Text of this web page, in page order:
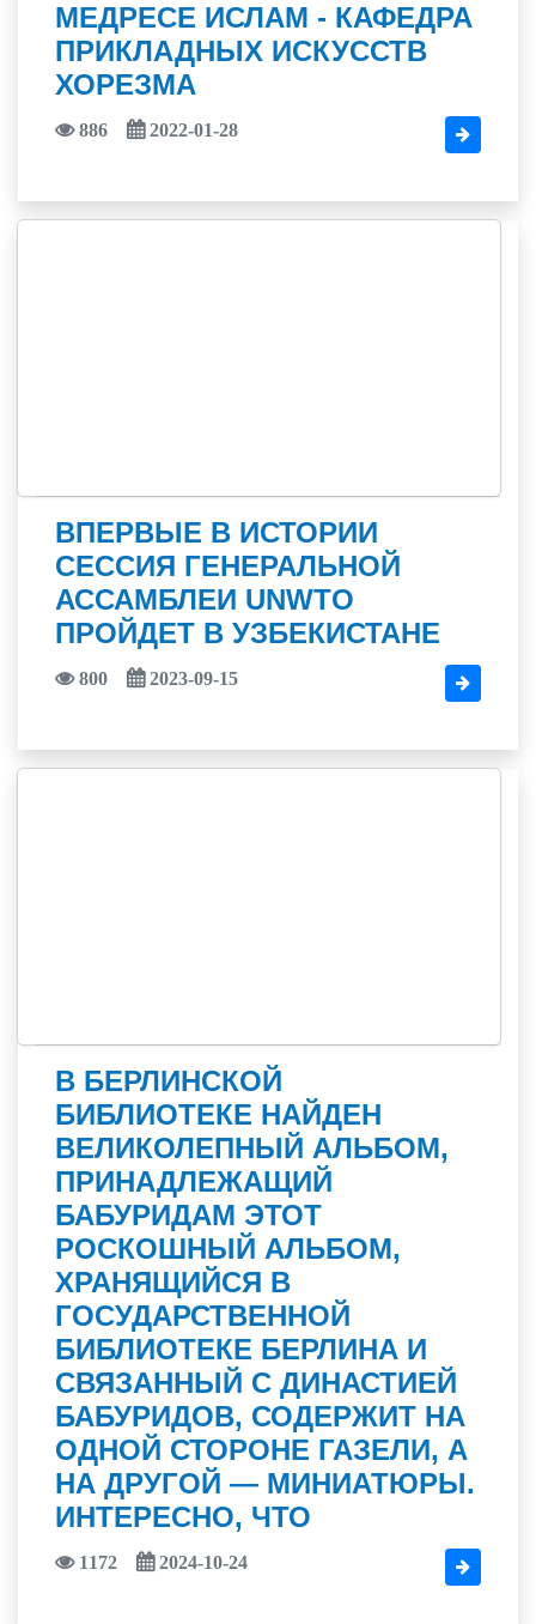
МЕДРЕСЕ ИСЛАМ - КАФЕДРА
ПРИКЛАДНЫХ ИСКУССТВ
ХОРЕЗМА
886 2022-01-28
ВПЕРВЫЕ В ИСТОРИИ
СЕССИЯ ГЕНЕРАЛЬНОЙ
АССАМБЛЕИ UNWTO
ПРОЙДЕТ В УЗБЕКИСТАНЕ
800 2023-09-15
В БЕРЛИНСКОЙ
БИБЛИОТЕКЕ НАЙДЕН
ВЕЛИКОЛЕПНЫЙ АЛЬБОМ,
ПРИНАДЛЕЖАЩИЙ
БАБУРИДАМ ЭТОТ
РОСКОШНЫЙ АЛЬБОМ,
ХРАНЯЩИЙСЯ В
ГОСУДАРСТВЕННОЙ
БИБЛИОТЕКЕ БЕРЛИНА И
СВЯЗАННЫЙ С ДИНАСТИЕЙ
БАБУРИДОВ, СОДЕРЖИТ НА
ОДНОЙ СТОРОНЕ ГАЗЕЛИ, А
НА ДРУГОЙ — МИНИАТЮРЫ.
ИНТЕРЕСНО, ЧТО
1172 2024-10-24